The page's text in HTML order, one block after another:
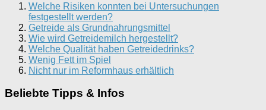
Welche Risiken konnten bei Untersuchungen
festgestellt werden?
Getreide als Grundnahrungsmittel
Wie wird Getreidemilch hergestellt?
Welche Qualität haben Getreidedrinks?
Wenig Fett im Spiel
Nicht nur im Reformhaus erhältlich
Beliebte Tipps & Infos